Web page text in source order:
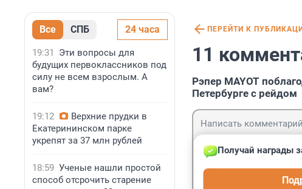
Все СПБ 24 часа
19:31
Эти вопросы для
будущих первоклассников под
силу не всем взрослым. А
вам?
19:12
Верхние прудки в
Екатерининском парке
укрепят за 37 млн рублей
18:59 Ученые нашли простой
способ отсрочить старение
ПЕРЕЙТИ К
11
Рэпер MAYOT
Петербурге с рейдом
Получай награды